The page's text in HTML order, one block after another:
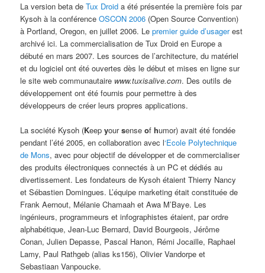
La version beta deTux Droid a été présentée la première fois par
Kysoh à la conférenceOSCON 2006 (Open Source Convention)
à Portland, Oregon, en juillet 2006. Lepremier guide d’usagerest
archivé ici. La commercialisation de Tux Droid en Europe a
débuté en mars 2007. Les sources de l’architecture, du matériel
et du logiciel ont été ouvertes dès le début et mises en ligne sur
le site web communautaire www.tuxisalive.com. Des outils de
développement ont été fournis pour permettre à des
développeurs de créer leurs propres applications.
La société Kysoh (Keepyoursenseofhumor) avait été fondée
pendant l’été 2005, en collaboration avec l‘Ecole Polytechnique
de Mons, avec pour objectif de développer et de commercialiser
des produits électroniques connectés à un PC et dédiés au
divertissement. Les fondateurs de Kysoh étaient Thierry Nancy
et Sébastien Domingues. L’équipe marketing était constituée de
Frank Aernout, Mélanie Chamaah et Awa M’Baye. Les
ingénieurs, programmeurs et infographistes étaient, par ordre
alphabétique, Jean-Luc Bernard, David Bourgeois, Jérôme
Conan, Julien Depasse, Pascal Hanon, Rémi Jocaille, Raphael
Lamy, Paul Rathgeb (alias ks156), Olivier Vandorpe et
Sebastiaan Vanpoucke.